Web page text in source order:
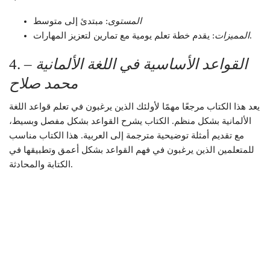
المستوى: مبتدئ إلى متوسط
المميزات: يقدم خطة تعلم يومية مع تمارين لتعزيز المهارات.
4.القواعد الأساسية في اللغة الألمانية –
محمد صلاح
يعد هذا الكتاب مرجعًا مهمًا لأولئك الذين يرغبون في تعلم قواعد اللغة
الألمانية بشكل منظم. الكتاب يشرح القواعد بشكل مفصل وبسيط،
مع تقديم أمثلة توضيحية مترجمة إلى العربية. هذا الكتاب مناسب
للمتعلمين الذين يرغبون في فهم القواعد بشكل أعمق وتطبيقها في
الكتابة والمحادثة.